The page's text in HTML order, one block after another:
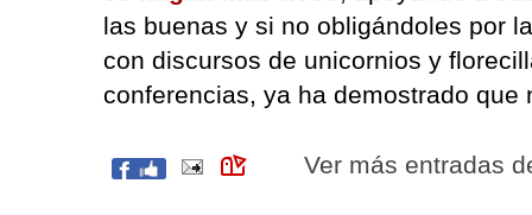
las buenas y si no obligándoles por
con discursos de unicornios y
conferencias, ya ha demostrado que
Ver más entradas